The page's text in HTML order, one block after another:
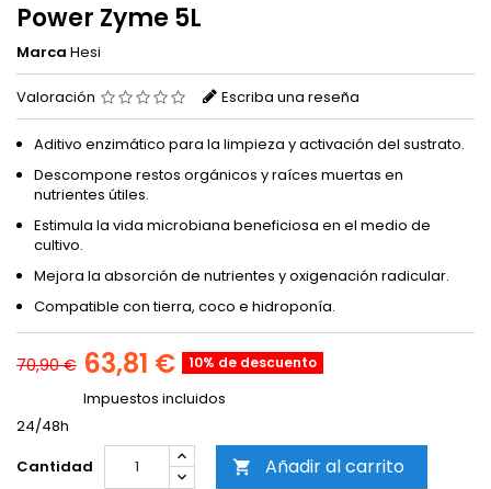
Power Zyme 5L
Marca Hesi
Valoración Escriba una reseña
Aditivo enzimático para la limpieza y activación del sustrato.
Descompone restos orgánicos y raíces muertas en
nutrientes útiles.
Estimula la vida microbiana beneficiosa en el medio de
cultivo.
Mejora la absorción de nutrientes y oxigenación radicular.
Compatible con tierra, coco e hidroponía.
70,90 € 63,81 € 10% de descuento
Impuestos incluidos
24/48h
Cantidad
 Añadir al carrito